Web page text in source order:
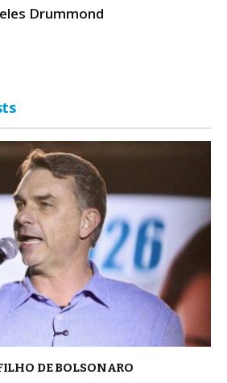
Drummond
DE BOLSONARO